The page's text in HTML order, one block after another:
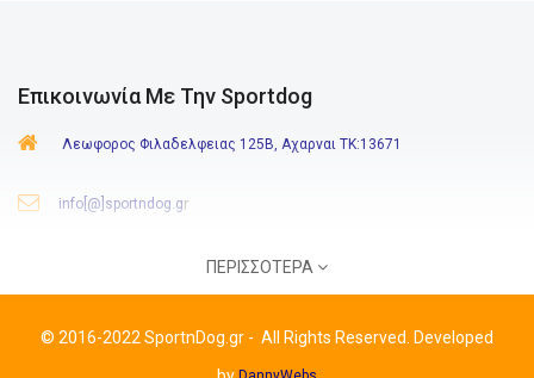
Επικοινωνία Με Την Sportdog
Λεωφορος Φιλαδελφειας 125Β, Αχαρναι ΤΚ:13671
info[@]sportndog.gr
6980 771 112
ΠΕΡΙΣΣΌΤΕΡΑ
© 2016-2022 SportnDog.gr - All Rights Reserved. Developed